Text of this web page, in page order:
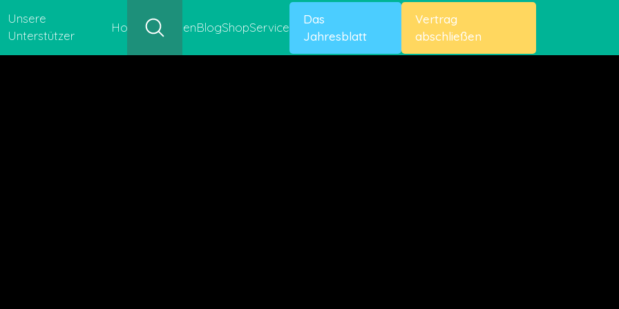
Unsere
Unterstützer
HofgeschichtenBlogShopService
Das
Jahresblatt
Vertrag
abschließen